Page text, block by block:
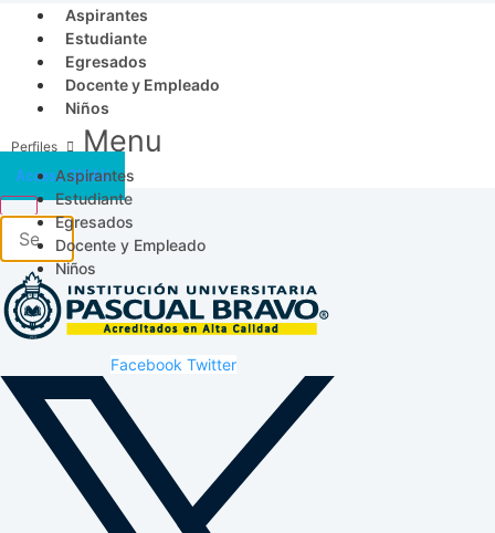
Aspirantes
Estudiante
Egresados
Docente y Empleado
Niños
Menu
Aspirantes
Estudiante
Egresados
Docente y Empleado
Niños
Acceso SICAU
Facebook Twitter